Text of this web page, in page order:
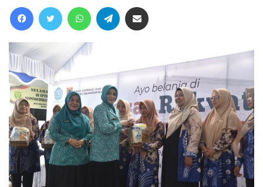
FacebookTwitter WhatsAppTelegram